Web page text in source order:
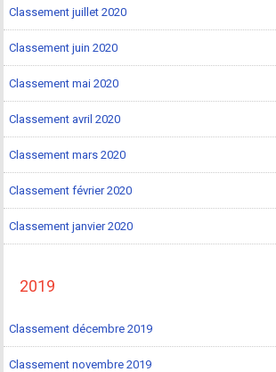
Classement juillet 2020
Classement juin 2020
Classement mai 2020
Classement avril 2020
Classement mars 2020
Classement février 2020
Classement janvier 2020
2019
Classement décembre 2019
Classement novembre 2019